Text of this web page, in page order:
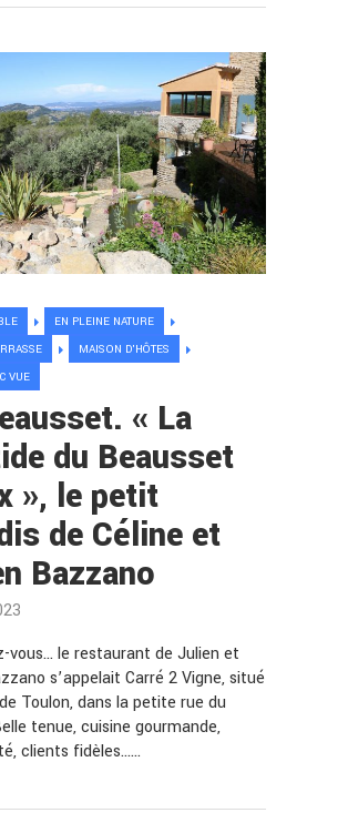
EN PLEINE NATURE
MAISON D'HÔTES
VUE
« La
du Beausset
», le petit
de Céline et
Bazzano
vous… le restaurant de Julien et
s’appelait Carré 2 Vigne, situé
Toulon, dans la petite rue du
tenue, cuisine gourmande,
clients fidèles……